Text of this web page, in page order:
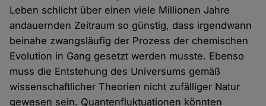
Leben schlicht über einen viele Millionen Jahre
andauernden Zeitraum so günstig, dass irgendwann
beinahe zwangsläufig der Prozess der chemischen
Evolution in Gang gesetzt werden musste. Ebenso
muss die Entstehung des Universums gemäß
wissenschaftlicher Theorien nicht zufälliger Natur
gewesen sein. Quantenfluktuationen könnten